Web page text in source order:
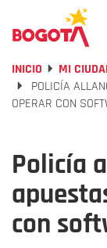
INICIO MI
POLICÍA
OPERAR CON
Policía
con